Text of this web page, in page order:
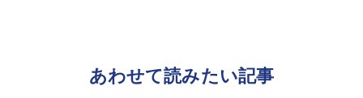
あわせて読みたい記事